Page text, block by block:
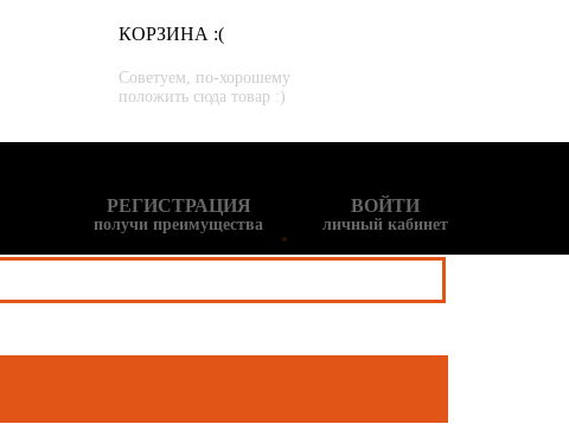
КОРЗИНА :(
Советуем, по-хорошему
положить сюда товар :)
РЕГИСТРАЦИЯ
получи преимущества
ВОЙТИ
личный кабинет